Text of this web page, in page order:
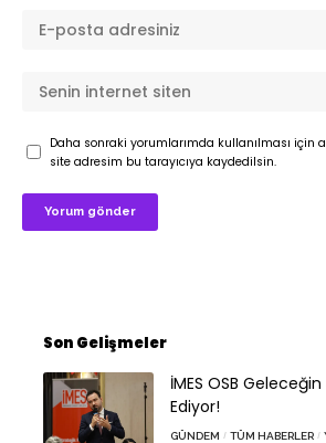
Daha sonraki yorumlarımda kullanılması için
site adresim bu tarayıcıya kaydedilsin.
Son Gelişmeler
İMES OSB
Ediyor!
GÜNDEM TÜM HABERLER